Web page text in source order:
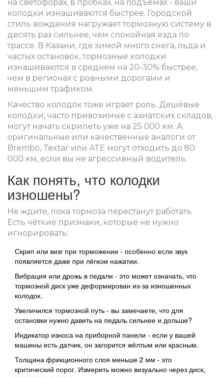
на светофорах, в пробках, на подъемах - ваши
колодки изнашиваются быстрее. Городской
стиль вождения нагружает тормозную систему в
десять раз сильнее, чем спокойная езда по
трассе. В Казани, где зимой много снега, льда и
частых остановок, тормозные колодки
изнашиваются в среднем на 20-30% быстрее,
чем в регионах с ровными дорогами и
меньшим трафиком.
Качество колодок тоже играет роль. Дешёвые
колодки, часто привозимые с азиатских складов,
могут начать скрипеть уже на 25 000 км. А
оригинальные или качественные аналоги от
Brembo, Textar или ATE могут отходить до 80
000 км, если вы не агрессивный водитель.
Как понять, что колодки
изношены?
Не ждите, пока тормоза перестанут работать.
Есть чёткие признаки, которые не нужно
игнорировать:
Скрип или визг при торможении - особенно если звук
появляется даже при лёгком нажатии.
Вибрация или дрожь в педали - это может означать, что
тормозной диск уже деформирован из-за изношенных
колодок.
Увеличился тормозной путь - вы замечаете, что для
остановки нужно давить на педаль сильнее и дольше?
Индикатор износа на приборной панели - если у вашей
машины есть датчик, он загорится жёлтым или красным.
Толщина фрикционного слоя меньше 2 мм - это
критический порог. Измерить можно визуально через диск,